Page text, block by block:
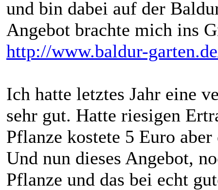
und bin dabei auf der
Angebot brachte mich ins
http://www.baldur-
Ich hatte letztes Jahr eine
sehr gut. Hatte riesigen
Pflanze kostete 5 Euro
Und nun dieses Angebot,
Pflanze und das bei echt